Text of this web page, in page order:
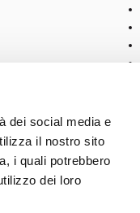
dei social media e
il nostro sito
i quali potrebbero
dei loro
Accessibilità Reclami